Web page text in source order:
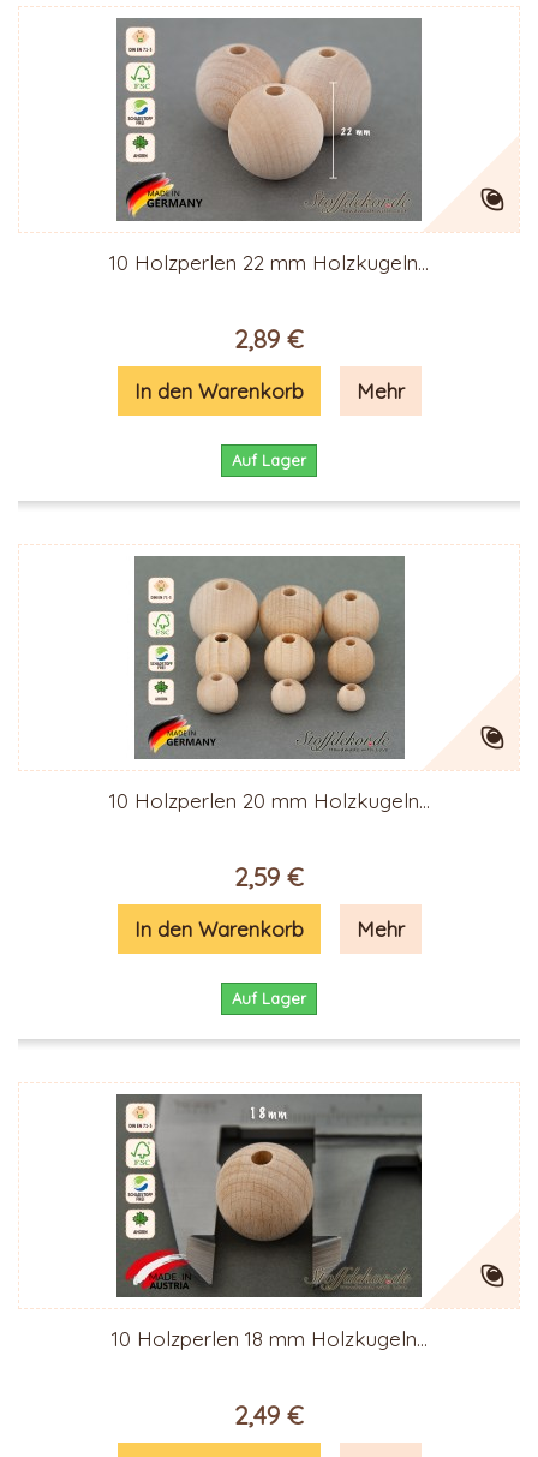
10 Holzperlen 22 mm Holzkugeln...
2,89 €
In den Warenkorb Mehr
Auf Lager
10 Holzperlen 20 mm Holzkugeln...
2,59 €
In den Warenkorb Mehr
Auf Lager
10 Holzperlen 18 mm Holzkugeln...
2,49 €